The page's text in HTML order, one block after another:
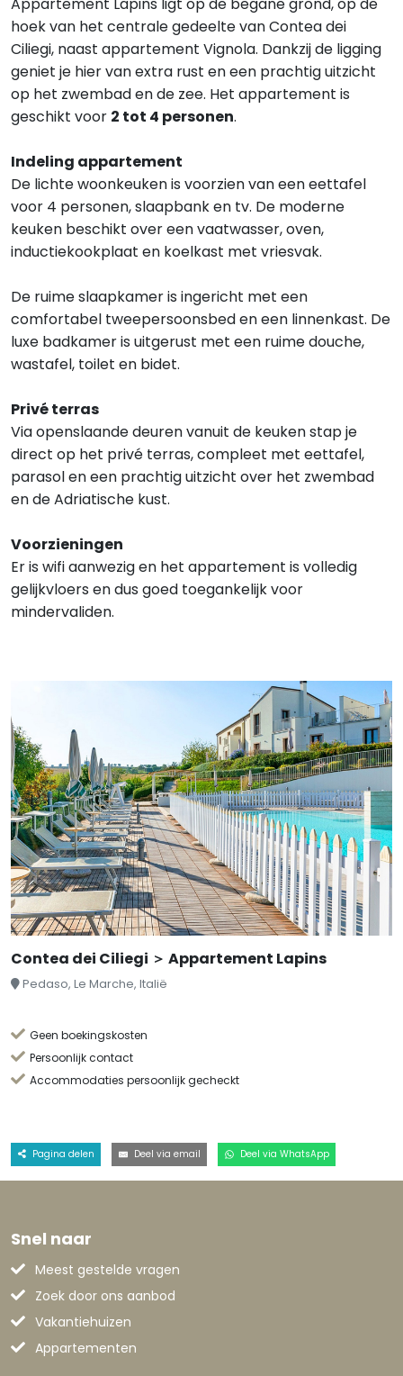
hoek van het centrale gedeelte van Contea dei
Ciliegi, naast appartement Vignola. Dankzij de ligging
geniet je hier van extra rust en een prachtig uitzicht
op het zwembad en de zee. Het appartement is
geschikt voor 2 tot 4 personen.
Indeling appartement
De lichte woonkeuken is voorzien van een eettafel
voor 4 personen, slaapbank en tv. De moderne
keuken beschikt over een vaatwasser, oven,
inductiekookplaat en koelkast met vriesvak.
De ruime slaapkamer is ingericht met een
comfortabel tweepersoonsbed en een linnenkast. De
luxe badkamer is uitgerust met een ruime douche,
wastafel, toilet en bidet.
Privé terras
Via openslaande deuren vanuit de keuken stap je
direct op het privé terras, compleet met eettafel,
parasol en een prachtig uitzicht over het zwembad
en de Adriatische kust.
Voorzieningen
Er is wifi aanwezig en het appartement is volledig
gelijkvloers en dus goed toegankelijk voor
mindervaliden.
Contea dei Ciliegi ＞ Appartement Lapins
Pedaso, Le Marche, Italië
Geen boekingskosten
Persoonlijk contact
Accommodaties persoonlijk gecheckt
Pagina delen Deel via email Deel via WhatsApp
Snel naar
Meest gestelde vragen
Zoek door ons aanbod
Vakantiehuizen
Appartementen